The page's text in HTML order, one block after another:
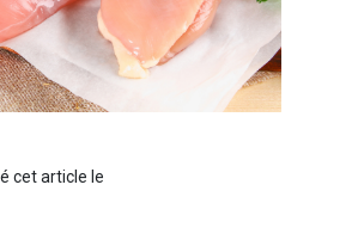
cet article le